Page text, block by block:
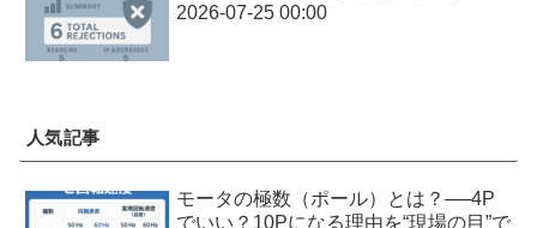
2026-07-25 00:00
人気記事
モータの極数（ポール）とは？──4P
でいい？10Pになる理由を“現場の目”で